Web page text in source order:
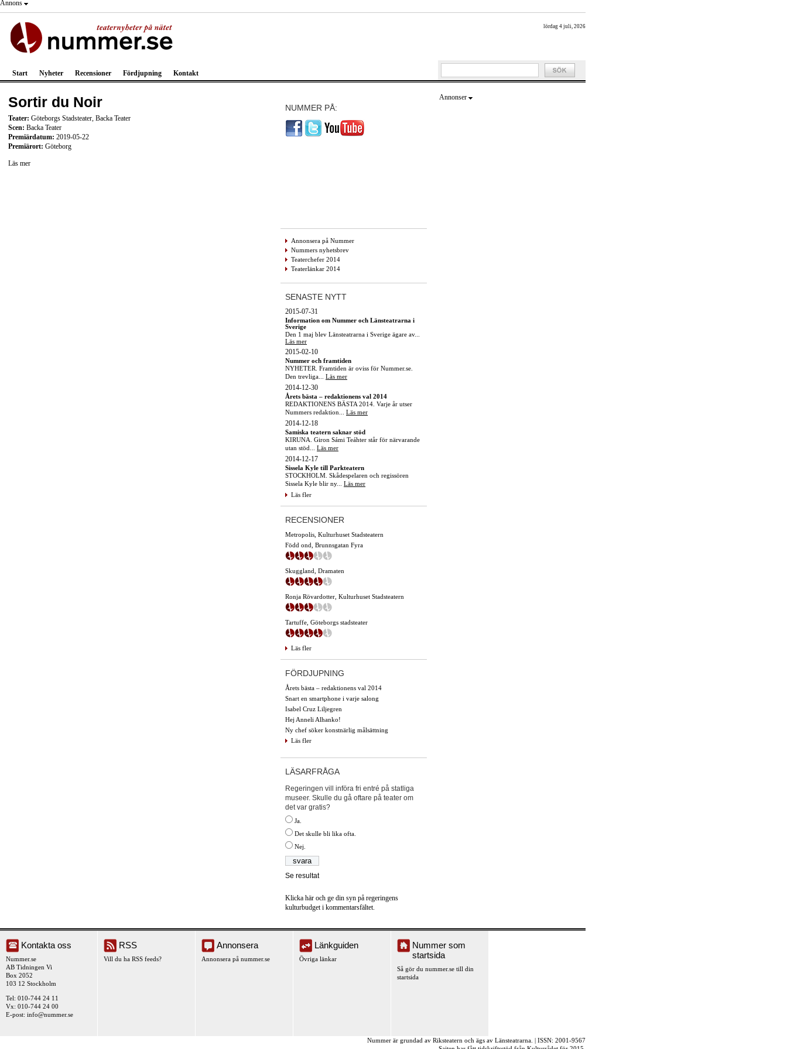
Annons
lördag 4 juli, 2026
Start Nyheter Recensioner Fördjupning Kontakt
Sortir du Noir
Teater: Göteborgs Stadsteater, Backa Teater
Scen: Backa Teater
Premiärdatum: 2019-05-22
Premiärort: Göteborg
Läs mer
NUMMER PÅ:
Annonsera på Nummer
Nummers nyhetsbrev
Teaterchefer 2014
Teaterlänkar 2014
SENASTE NYTT
2015-07-31
Information om Nummer och Länsteatrarna i
Sverige
Den 1 maj blev Länsteatrarna i Sverige ägare av...
Läs mer
2015-02-10
Nummer och framtiden
NYHETER. Framtiden är oviss för Nummer.se.
Den trevliga... Läs mer
2014-12-30
Årets bästa – redaktionens val 2014
REDAKTIONENS BÄSTA 2014. Varje år utser
Nummers redaktion... Läs mer
2014-12-18
Samiska teatern saknar stöd
KIRUNA. Giron Sámi Teáhter står för närvarande
utan stöd... Läs mer
2014-12-17
Sissela Kyle till Parkteatern
STOCKHOLM. Skådespelaren och regissören
Sissela Kyle blir ny... Läs mer
Läs fler
RECENSIONER
Metropolis, Kulturhuset Stadsteatern
Född ond, Brunnsgatan Fyra
Skuggland, Dramaten
Ronja Rövardotter, Kulturhuset Stadsteatern
Tartuffe, Göteborgs stadsteater
Läs fler
FÖRDJUPNING
Årets bästa – redaktionens val 2014
Snart en smartphone i varje salong
Isabel Cruz Liljegren
Hej Anneli Alhanko!
Ny chef söker konstnärlig målsättning
Läs fler
LÄSARFRÅGA
Regeringen vill införa fri entré på statliga
museer. Skulle du gå oftare på teater om
det var gratis?
Ja.
Det skulle bli lika ofta.
Nej.
Se resultat
Klicka här och ge din syn på regeringens
kulturbudget i kommentarsfältet.
Annonser
Kontakta oss
Nummer.se
AB Tidningen Vi
Box 2052
103 12 Stockholm
Tel: 010-744 24 11
Vx: 010-744 24 00
E-post: info@nummer.se
RSS
Vill du ha RSS feeds?
Annonsera
Annonsera på nummer.se
Länkguiden
Övriga länkar
Nummer som
startsida
Så gör du nummer.se till din
startsida
Nummer är grundad av Riksteatern och ägs av Länsteatrarna. | ISSN: 2001-9567